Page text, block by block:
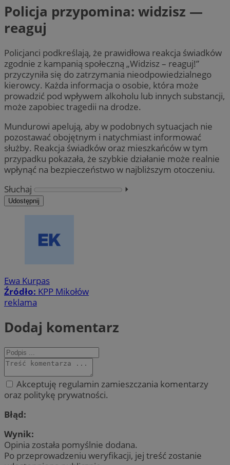
Policja przypomina: widzisz —
reaguj
Policjanci podkreślają, że prawidłowa reakcja świadków
zgodnie z kampanią społeczną „Widzisz – reaguj!”
przyczyniła się do zatrzymania nieodpowiedzialnego
kierowcy. Każda informacja o osobie, która może
prowadzić pod wpływem alkoholu lub innych substancji,
może zapobiec tragedii na drodze.
Mundurowi apelują, aby w podobnych sytuacjach nie
pozostawać obojętnym i natychmiast informować
służby. Reakcja świadków oraz mieszkańców w tym
przypadku pokazała, że szybkie działanie może realnie
wpłynąć na bezpieczeństwo w najbliższym otoczeniu.
Słuchaj
⏵︎
Udostępnij
Ewa Kurpas
Źródło: KPP Mikołów
reklama
Dodaj komentarz
Akceptuję regulamin zamieszczania komentarzy
oraz politykę prywatności.
Błąd:
Wynik:
Opinia została pomyślnie dodana.
Po przeprowadzeniu weryfikacji, jej treść zostanie